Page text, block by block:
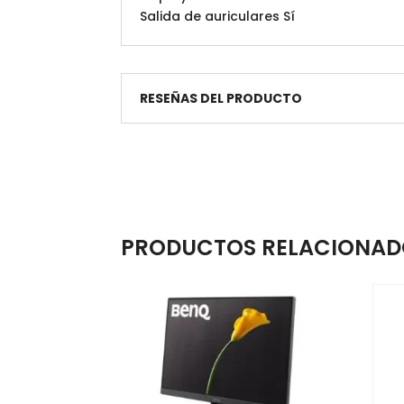
Salida de auriculares Sí
RESEÑAS DEL PRODUCTO
PRODUCTOS